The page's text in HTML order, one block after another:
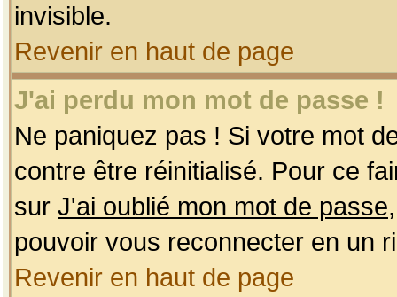
invisible.
Revenir en haut de page
J'ai perdu mon mot de passe !
Ne paniquez pas ! Si votre mot
contre être réinitialisé. Pour ce
sur J'ai oublié mon mot de passe
pouvoir vous reconnecter en un
Revenir en haut de page